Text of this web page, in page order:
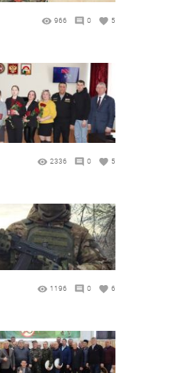
966 0 5
2336 0 5
1196 0 6